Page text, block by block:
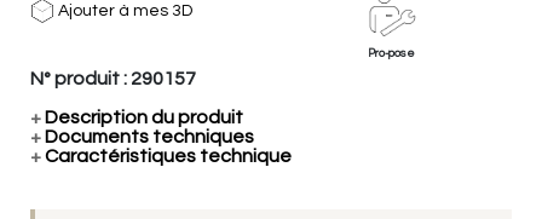
Ajouter à mes 3D
Pro-pose
N° produit : 290157
+ Description du produit
+ Documents techniques
+Caractéristiques technique